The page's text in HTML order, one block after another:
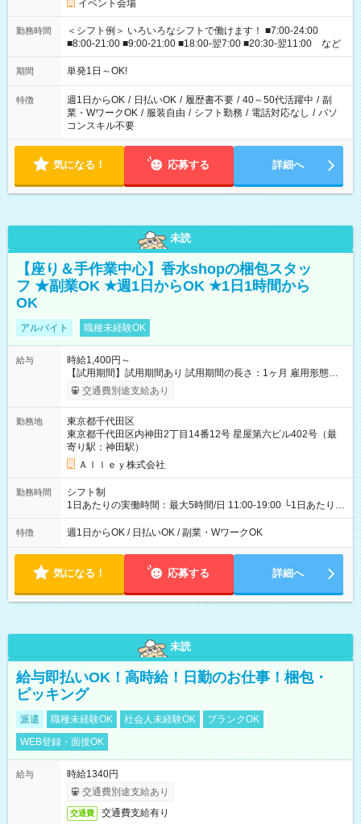
イベント会場
勤務時間
＜シフト例＞ いろいろなシフトで働けます！ ■7:00-24:00
■8:00-21:00 ■9:00-21:00 ■18:00-翌7:00 ■20:30-翌11:00 など
期間 単発1日～OK!
特徴 週1日からOK / 日払いOK / 履歴書不要 / 40～50代活躍中 / 副
業・WワークOK / 服装自由 / シフト勤務 / 電話対応なし / パソ
コンスキル不要
気になる！ 応募する 詳細へ
未読
【座り＆手作業中心】香水shopの梱包スタッ
フ ★副業OK ★週1日からOK ★1日1時間から
OK
アルバイト 職種未経験OK
給与
時給1,400円～
【試用期間】試用期間あり 試用期間の長さ：1ヶ月 雇用形態、
給与は本採用時と同じです。
交通費別途支給あり
勤務地
東京都千代田区
東京都千代田区内神田2丁目14番12号 星屋第六ビル402号（最
寄り駅：神田駅）
Ａｌｌｅｙ株式会社
勤務時間
シフト制
1日あたりの実働時間：最大5時間/日 11:00-19:00 └1日あたりの
実働時間：1-5時間 └上記の時間帯内であれば、いつでも勤務可
能！ └平日・土曜日の中で、お好きな曜日でご勤務いただけま
18:00 などのように、自由な働き方が可能なお仕事です！
特徴 週1日からOK / 日払いOK / 副業・WワークOK
気になる！ 応募する 詳細へ
未読
給与即払いOK！高時給！日勤のお仕事！梱包・
ピッキング
派遣 職種未経験OK 社会人未経験OK
ブランクOK
WEB登録・面接OK
給与
時給1340円
交通費別途支給あり
交通費 交通費支給有り